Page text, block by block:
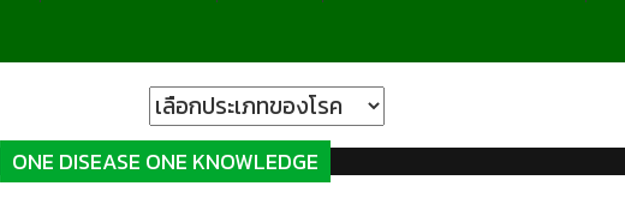
ONE DISEASE ONE KNOWLEDGE